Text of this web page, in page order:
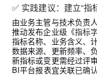
✅ 实践建议：建立“指
由业务主管与技术负责
推动发布企业级 《指标
指标名称、业务含义、
数据来源、更新频率、
新指标或变更需经过评审
BI平台报表宜关联已确